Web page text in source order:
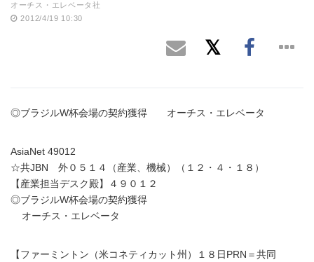
オーチス・エレベータ社
2012/4/19 10:30
◎ブラジルW杯会場の契約獲得 オーチス・エレベータ
AsiaNet 49012
☆共JBN 外０５１４（産業、機械）（１２・４・１８）
【産業担当デスク殿】４９０１２
◎ブラジルW杯会場の契約獲得
オーチス・エレベータ
【ファーミントン（米コネティカット州）１８日PRN＝共同